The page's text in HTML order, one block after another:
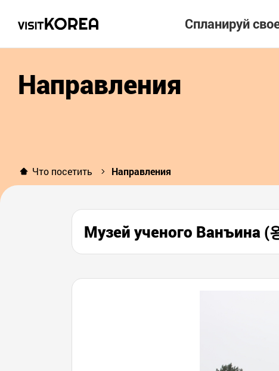
Спланируй
Направления
Что посетить Направления
Музей ученого Ванъина (